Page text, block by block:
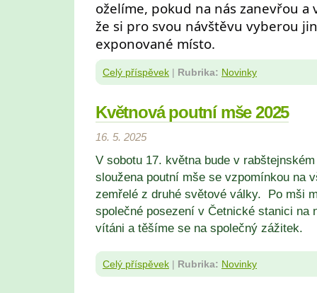
oželíme, pokud na nás zanevřou a
že si pro svou návštěvu vyberou
exponované místo.
Celý příspěvek | Rubrika: Novinky
Květnová poutní mše 2025
16. 5. 2025
V sobotu 17. května bude v
sloužena poutní mše se vzpomínkou na
zemřelé z druhé světové války. Po mši
společné posezení v Četnické stanici na
vítáni a těšíme se na společný zážitek.
Celý příspěvek | Rubrika: Novinky